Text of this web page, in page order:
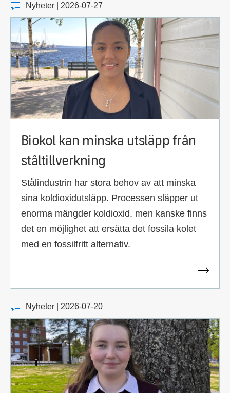
Nyheter | 2026-07-27
Biokol kan minska utsläpp från
ståltillverkning
Stålindustrin har stora behov av att minska
sina koldioxidutsläpp. Processen släpper ut
enorma mängder koldioxid, men kanske finns
det en möjlighet att ersätta det fossila kolet
med en fossilfritt alternativ.
Nyheter | 2026-07-20